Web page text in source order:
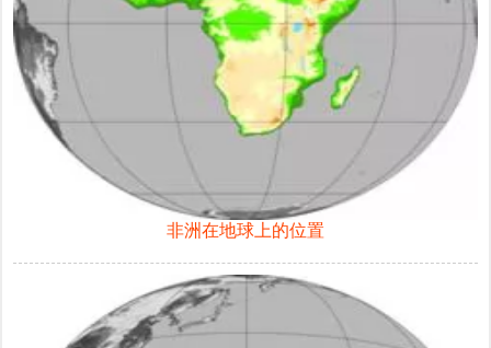
非洲在地球上的位置